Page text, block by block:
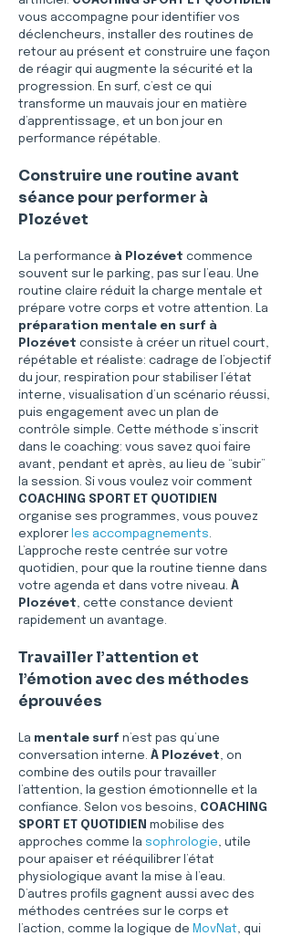
vous accompagne pour identifier vos
déclencheurs, installer des routines de
retour au présent et construire une façon
de réagir qui augmente la sécurité et la
progression. En surf, c’est ce qui
transforme un mauvais jour en matière
d’apprentissage, et un bon jour en
performance répétable.
Construire une routine avant
séance pour performer à
Plozévet
La performance à Plozévet commence
souvent sur le parking, pas sur l’eau. Une
routine claire réduit la charge mentale et
prépare votre corps et votre attention. La
préparation mentale en surf à
Plozévet consiste à créer un rituel court,
répétable et réaliste: cadrage de l’objectif
du jour, respiration pour stabiliser l’état
interne, visualisation d’un scénario réussi,
puis engagement avec un plan de
contrôle simple. Cette méthode s’inscrit
dans le coaching: vous savez quoi faire
avant, pendant et après, au lieu de “subir”
la session. Si vous voulez voir comment
COACHING SPORT ET QUOTIDIEN
organise ses programmes, vous pouvez
explorer les accompagnements.
L’approche reste centrée sur votre
quotidien, pour que la routine tienne dans
votre agenda et dans votre niveau. À
Plozévet, cette constance devient
rapidement un avantage.
Travailler l’attention et
l’émotion avec des méthodes
éprouvées
La mentale surf n’est pas qu’une
conversation interne. À Plozévet, on
combine des outils pour travailler
l’attention, la gestion émotionnelle et la
confiance. Selon vos besoins, COACHING
SPORT ET QUOTIDIEN mobilise des
approches comme la sophrologie, utile
pour apaiser et rééquilibrer l’état
physiologique avant la mise à l’eau.
D’autres profils gagnent aussi avec des
méthodes centrées sur le corps et
l’action, comme la logique de MovNat, qui